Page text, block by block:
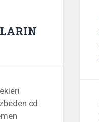
cd